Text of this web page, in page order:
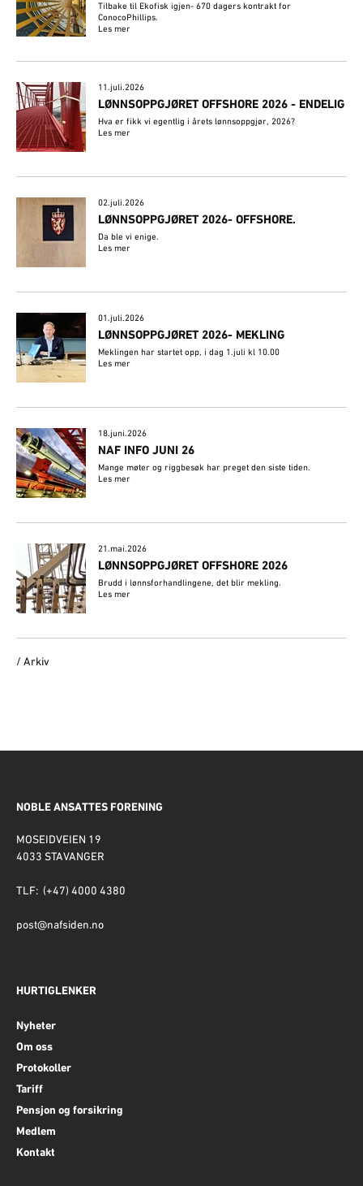
Tilbake til Ekofisk igjen- 670 dagers kontrakt for
ConocoPhillips.
Les mer
11.juli.2026
LØNNSOPPGJØRET OFFSHORE 2026 - ENDELIG
Hva er fikk vi egentlig i årets lønnsoppgjør, 2026?
Les mer
02.juli.2026
​LØNNSOPPGJØRET 2026- OFFSHORE.
Da ble vi enige.
Les mer
01.juli.2026
LØNNSOPPGJØRET 2026- MEKLING
Meklingen har startet opp, i dag 1.juli kl 10.00
Les mer
18.juni.2026
NAF INFO JUNI 26
Mange møter og riggbesøk har preget den siste tiden.
Les mer
21.mai.2026
LØNNSOPPGJØRET OFFSHORE 2026
Brudd i lønnsforhandlingene, det blir mekling.
Les mer
/ Arkiv
NOBLE ANSATTES FORENING
MOSEIDVEIEN 19
4033 STAVANGER
TLF: (+47) 4000 4380
post@nafsiden.no
HURTIGLENKER
Nyheter
Om oss
Protokoller
Tariff
Pensjon og forsikring
Medlem
Kontakt